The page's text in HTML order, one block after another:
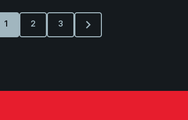
1 2 3